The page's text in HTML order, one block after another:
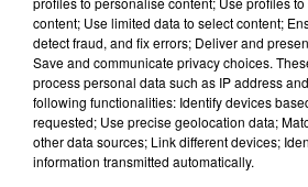
Lecture (4 min 18 sec)
100%
100% Radio les infos du Lot
content; Use limited data to select content;
detect fraud, and fix errors; Deliver and
Save and communicate privacy choices.
process personal data such as IP address
following functionalities: Identify devices
requested; Use precise geolocation data;
other data sources; Link different devices;
information transmitted automatically.